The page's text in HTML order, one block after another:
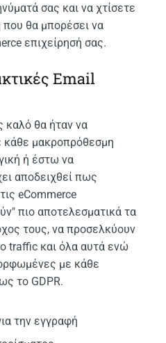
σας και να χτίσετε
που θα μπορέσει να
επιχείρησή σας.
Email
καλό θα ήταν να
κάθε μακροπρόθεσμη
ή έστω να
αποδειχθεί πως
eCommerce
πιο αποτελεσματικά τα
τους, να προσελκύουν
traffic και όλα αυτά ενώ
με κάθε
το GDPR.
την εγγραφή